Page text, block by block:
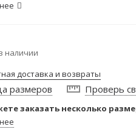
наличии
доставка и возвраты
размеров Проверь
заказать несколько